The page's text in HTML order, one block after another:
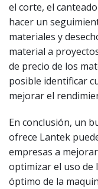
el corte, el
hacer un
materiales y
material a
de precio de los
posible identificar
mejorar el
En conclusión, un
ofrece Lantek
empresas a
optimizar el uso de
óptimo de la